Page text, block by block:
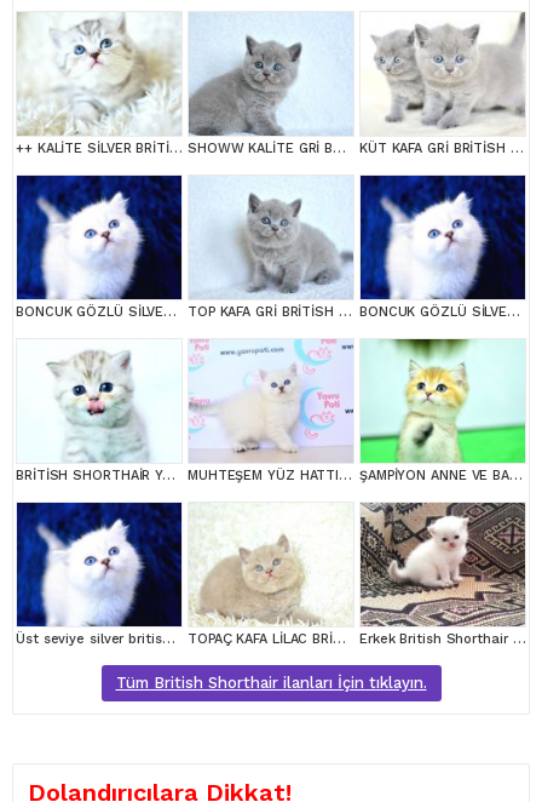
++ KALİTE SİLVER BRİTİSH SHORTHAİR SHOWW KALİTE GRİ BRİTİSH SHORTHAİR YAVRUMUZ KÜT KAFA GRİ BRİTİSH SHORTHAİR YAVRULARIMIZ
BONCUK GÖZLÜ SİLVER BRİTİSH SHORTHAİR NS1133 TOP KAFA GRİ BRİTİSH SHORTHAİR YAVRUMUZ BONCUK GÖZLÜ SİLVER BRİTİSH SHORTHAİR NS1133
BRİTİSH SHORTHAİR YAVRUMUZ MUHTEŞEM YÜZ HATTI SİLVER BRİTİSH SHORTHAİRNS1133 ŞAMPİYON ANNE VE BABANI YAVRUSU NY11 GOLDEN BRİTİSH SHORTHAİR YAVRUMUZ
Üst seviye silver british shorthair yavrumuz ns1133 TOPAÇ KAFA LİLAC BRİTİSH SHORTHAİR Erkek British Shorthair Red Point
Tüm British Shorthair ilanları İçin tıklayın.
Dolandırıcılara Dikkat!